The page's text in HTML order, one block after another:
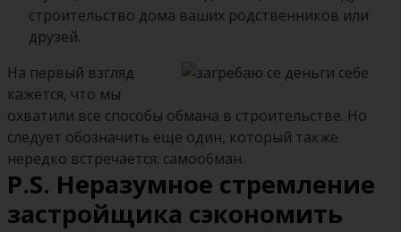
строительство дома ваших родственников или
друзей.
На первый взгляд
кажется, что мы
охватили все способы обмана в строительстве. Но
следует обозначить еще один, который также
нередко встречается: самообман.
P.S. Неразумное стремление
застройщика сэкономить